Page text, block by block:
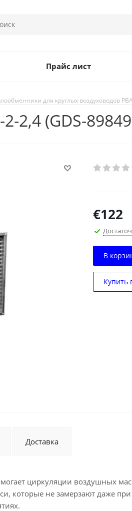
Прайс лист
для круглых воздуховодов
2,4 (GDS-
€122
В
Купить
Доставка
циркуляции воздушных
которые не замерзают даже